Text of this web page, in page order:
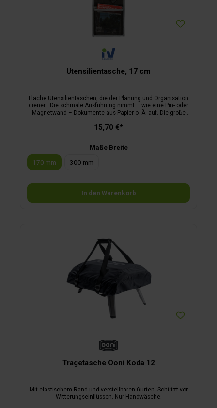
Utensilientasche, 17 cm
Flache Utensilientaschen, die der Planung und Organisation
dienen. Die schmale Ausführung nimmt – wie eine Pin- oder
Magnetwand – Dokumente aus Papier o. Ä. auf. Die große
abwischbaren Memoboard. Ein schwarzer Marker ist im
15,70 €*
Maße Breite
170 mm
300 mm
In den Warenkorb
Tragetasche Ooni Koda 12
Mit elastischem Rand und verstellbaren Gurten. Schützt vor
Witterungseinflüssen. Nur Handwäsche.